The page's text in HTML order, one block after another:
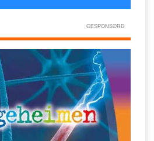
GESPONSORD